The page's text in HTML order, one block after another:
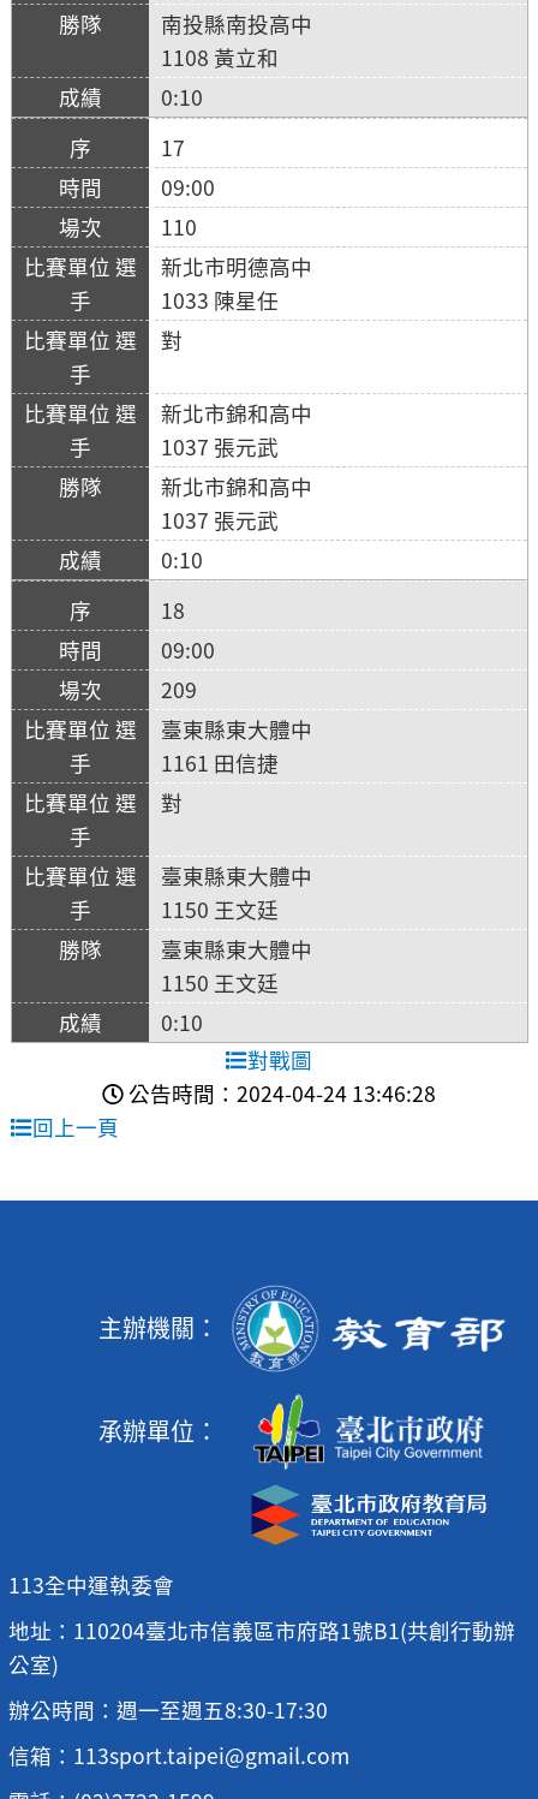
南投縣南投高中
1108 黃立和
0:10
17
09:00
110
新北市明德高中
1033 陳星任
對
新北市錦和高中
1037 張元武
新北市錦和高中
1037 張元武
0:10
18
09:00
209
臺東縣東大體中
1161 田信捷
對
臺東縣東大體中
1150 王文廷
臺東縣東大體中
1150 王文廷
0:10
對戰圖
公告時間：2024-04-24 13:46:28
回上一頁
主辦機關：
承辦單位：
113全中運執委會
地址：110204臺北市信義區市府路1號B1(共創行動辦
公室)
辦公時間：週一至週五8:30-17:30
信箱：113sport.taipei@gmail.com